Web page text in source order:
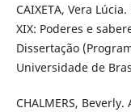
CAIXETA, Vera
XIX: Poderes e
Dissertação
Universidade de
CHALMERS,